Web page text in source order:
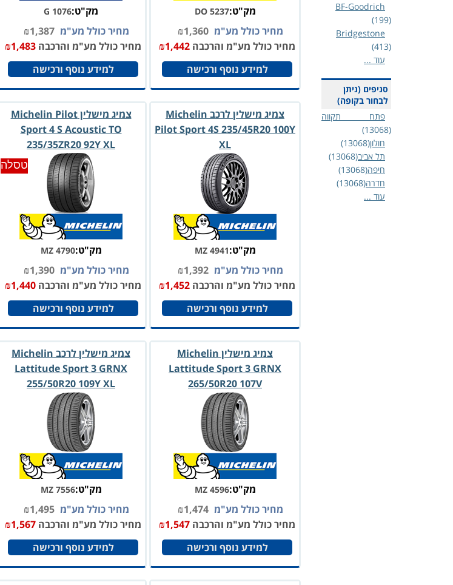
BF-Goodrich
(199)
Bridgestone
(413)
עוד ...
סניפים (ניתן
לבחור בקופה)
פתח תקווה
(13068)
חולון(13068)
תל אביב(13068)
חיפה(13068)
חדרה(13068)
עוד ...
מק"ט:DO 5237
מחיר כולל מע"מ ₪1,360
מחיר כולל מע"מ והרכבה
₪1,442
למידע נוסף ורכישה
מק"ט:G 1076
מחיר כולל מע"מ ₪1,387
מחיר כולל מע"מ והרכבה
₪1,483
למידע נוסף ורכישה
צמיג מישלין לרכב Michelin
Pilot Sport 4S 235/45R20 100Y
XL
מק"ט:MZ 4941
מחיר כולל מע"מ ₪1,392
מחיר כולל מע"מ והרכבה
₪1,452
למידע נוסף ורכישה
צמיג מישלין Michelin Pilot
Sport 4 S Acoustic TO
235/35ZR20 92Y XL
טסלה
מק"ט:MZ 4790
מחיר כולל מע"מ ₪1,390
מחיר כולל מע"מ והרכבה
₪1,440
למידע נוסף ורכישה
צמיג מישלין Michelin
Lattitude Sport 3 GRNX
265/50R20 107V
מק"ט:MZ 4596
מחיר כולל מע"מ ₪1,474
מחיר כולל מע"מ והרכבה
₪1,547
למידע נוסף ורכישה
צמיג מישלין לרכב Michelin
Lattitude Sport 3 GRNX
255/50R20 109Y XL
מק"ט:MZ 7556
מחיר כולל מע"מ ₪1,495
מחיר כולל מע"מ והרכבה
₪1,567
למידע נוסף ורכישה